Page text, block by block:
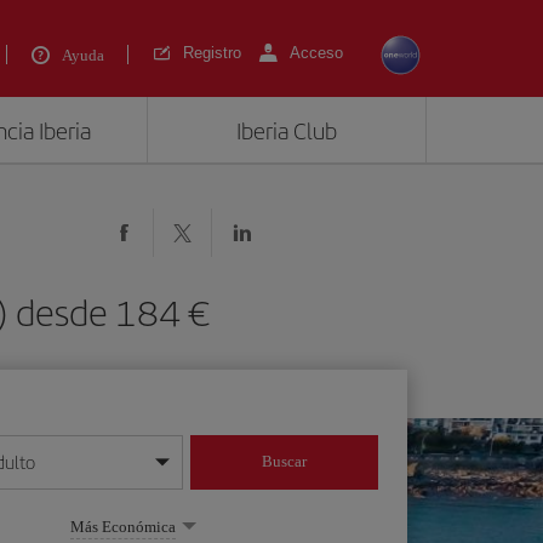
Ayuda Registro Acceso
Iberia Iberia Club
desde 184 €
mes/año
Buscar
Más Económica